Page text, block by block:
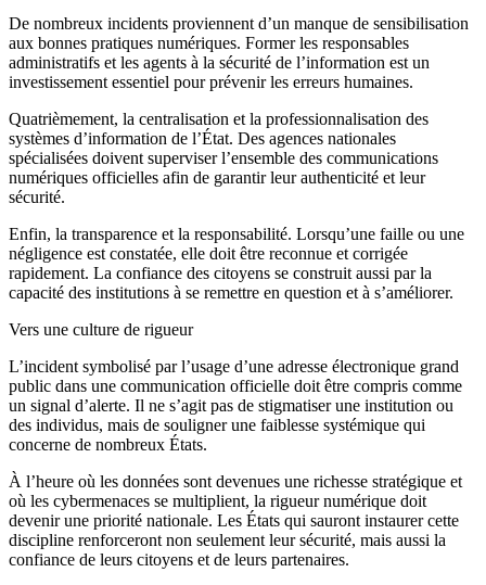
De nombreux incidents proviennent d’un manque de sensibilisation
aux bonnes pratiques numériques. Former les responsables
administratifs et les agents à la sécurité de l’information est un
investissement essentiel pour prévenir les erreurs humaines.
Quatrièmement, la centralisation et la professionnalisation des
systèmes d’information de l’État. Des agences nationales
spécialisées doivent superviser l’ensemble des communications
numériques officielles afin de garantir leur authenticité et leur
sécurité.
Enfin, la transparence et la responsabilité. Lorsqu’une faille ou une
négligence est constatée, elle doit être reconnue et corrigée
rapidement. La confiance des citoyens se construit aussi par la
capacité des institutions à se remettre en question et à s’améliorer.
Vers une culture de rigueur
L’incident symbolisé par l’usage d’une adresse électronique grand
public dans une communication officielle doit être compris comme
un signal d’alerte. Il ne s’agit pas de stigmatiser une institution ou
des individus, mais de souligner une faiblesse systémique qui
concerne de nombreux États.
À l’heure où les données sont devenues une richesse stratégique et
où les cybermenaces se multiplient, la rigueur numérique doit
devenir une priorité nationale. Les États qui sauront instaurer cette
discipline renforceront non seulement leur sécurité, mais aussi la
confiance de leurs citoyens et de leurs partenaires.